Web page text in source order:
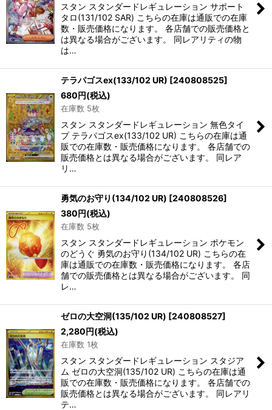
スタン スタンダードレギュレーション サポート
タロ(131/102 SAR) こちらの在庫は通販での在庫
数・販売価格になります。 各店舗での販売価格と
は異なる場合がございます。 同レアリティの物
は…
テラパゴスex(133/102 UR) [240808525]
680円(税込)
在庫数 5枚
スタン スタンダードレギュレーション 無色タイ
プ テラパゴスex(133/102 UR) こちらの在庫は通
販での在庫数・販売価格になります。 各店舗での
販売価格とは異なる場合がございます。 同レア
リ…
勇気のお守り(134/102 UR) [240808526]
380円(税込)
在庫数 5枚
スタン スタンダードレギュレーション ポケモン
のどうぐ 勇気のお守り(134/102 UR) こちらの在
庫は通販での在庫数・販売価格になります。 各店
舗での販売価格とは異なる場合がございます。 同
レ…
ゼロの大空洞(135/102 UR) [240808527]
2,280円(税込)
在庫数 1枚
スタン スタンダードレギュレーション スタジア
ム ゼロの大空洞(135/102 UR) こちらの在庫は通
販での在庫数・販売価格になります。 各店舗での
販売価格とは異なる場合がございます。 同レアリ
テ…